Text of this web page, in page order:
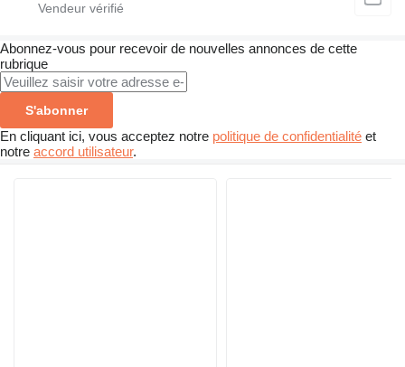
Abonnez-vous pour recevoir de nouvelles annonces de cette
rubrique
S'abonner
En cliquant ici, vous acceptez notre politique de confidentialité et
notre accord utilisateur.